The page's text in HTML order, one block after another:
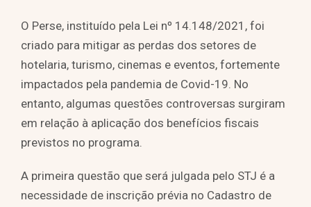
O Perse, instituído pela Lei nº 14.148/2021, foi
criado para mitigar as perdas dos setores de
hotelaria, turismo, cinemas e eventos, fortemente
impactados pela pandemia de Covid-19. No
entanto, algumas questões controversas surgiram
em relação à aplicação dos benefícios fiscais
previstos no programa.
A primeira questão que será julgada pelo STJ é a
necessidade de inscrição prévia no Cadastro de